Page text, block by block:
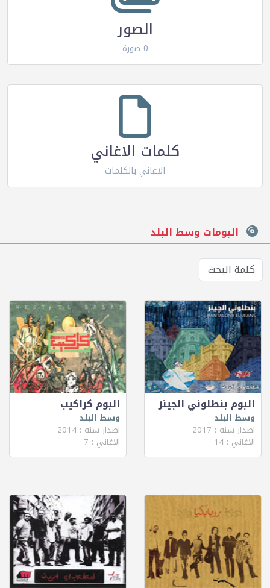
الصور
0 صورة
كلمات الاغاني
الاغاني بالكلمات
البومات وسط البلد
البوم بنطلوني الجينز
وسط البلد
اصدار سنة : 2017
الاغاني : 14
البوم كراكيب
وسط البلد
اصدار سنة : 2014
الاغاني : 7